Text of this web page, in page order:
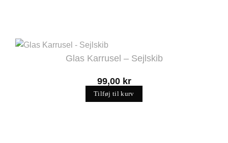
Glas Karrusel – Sejlskib
99,00 kr
Tilføj til kurv